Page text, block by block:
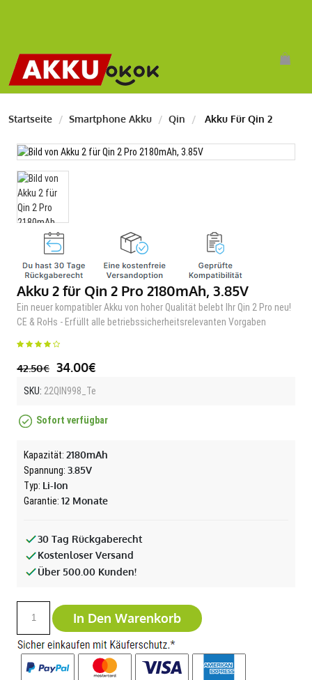
Startseite Smartphone Akku Qin Akku Für Qin 2
Akku 2 für Qin 2 Pro 2180mAh, 3.85V
Ein neuer kompatibler Akku von hoher Qualität belebt Ihr Qin 2 Pro neu!
CE & RoHs - Erfüllt alle betriebssicherheitsrelevanten Vorgaben
42.50€ 34.00€
SKU: 22QIN998_Te
Sofort verfügbar
Kapazität: 2180mAh
Spannung: 3.85V
Typ: Li-Ion
Garantie: 12 Monate
30 Tag Rückgaberecht
Kostenloser Versand
Über 500.00 Kunden!
In Den Warenkorb